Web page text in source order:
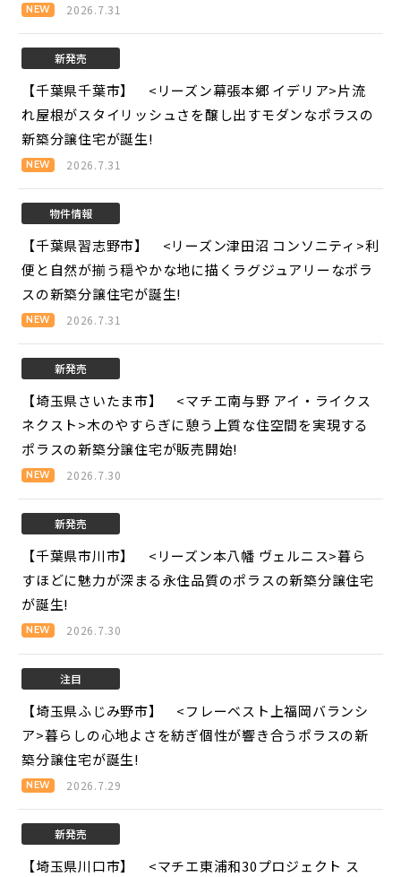
2026.7.31
新発売
【千葉県千葉市】 <リーズン幕張本郷 イデリア>片流
れ屋根がスタイリッシュさを醸し出すモダンなポラスの
新築分譲住宅が誕生!
2026.7.31
物件情報
【千葉県習志野市】 <リーズン津田沼 コンソニティ>利
便と自然が揃う穏やかな地に描くラグジュアリーなポラ
スの新築分譲住宅が誕生!
2026.7.31
新発売
【埼玉県さいたま市】 <マチエ南与野 アイ・ライクス
ネクスト>木のやすらぎに憩う上質な住空間を実現する
ポラスの新築分譲住宅が販売開始!
2026.7.30
新発売
【千葉県市川市】 <リーズン本八幡 ヴェルニス>暮ら
すほどに魅力が深まる永住品質のポラスの新築分譲住宅
が誕生!
2026.7.30
注目
【埼玉県ふじみ野市】 <フレーベスト上福岡バランシ
ア>暮らしの心地よさを紡ぎ個性が響き合うポラスの新
築分譲住宅が誕生!
2026.7.29
新発売
【埼玉県川口市】 <マチエ東浦和30プロジェクト ス